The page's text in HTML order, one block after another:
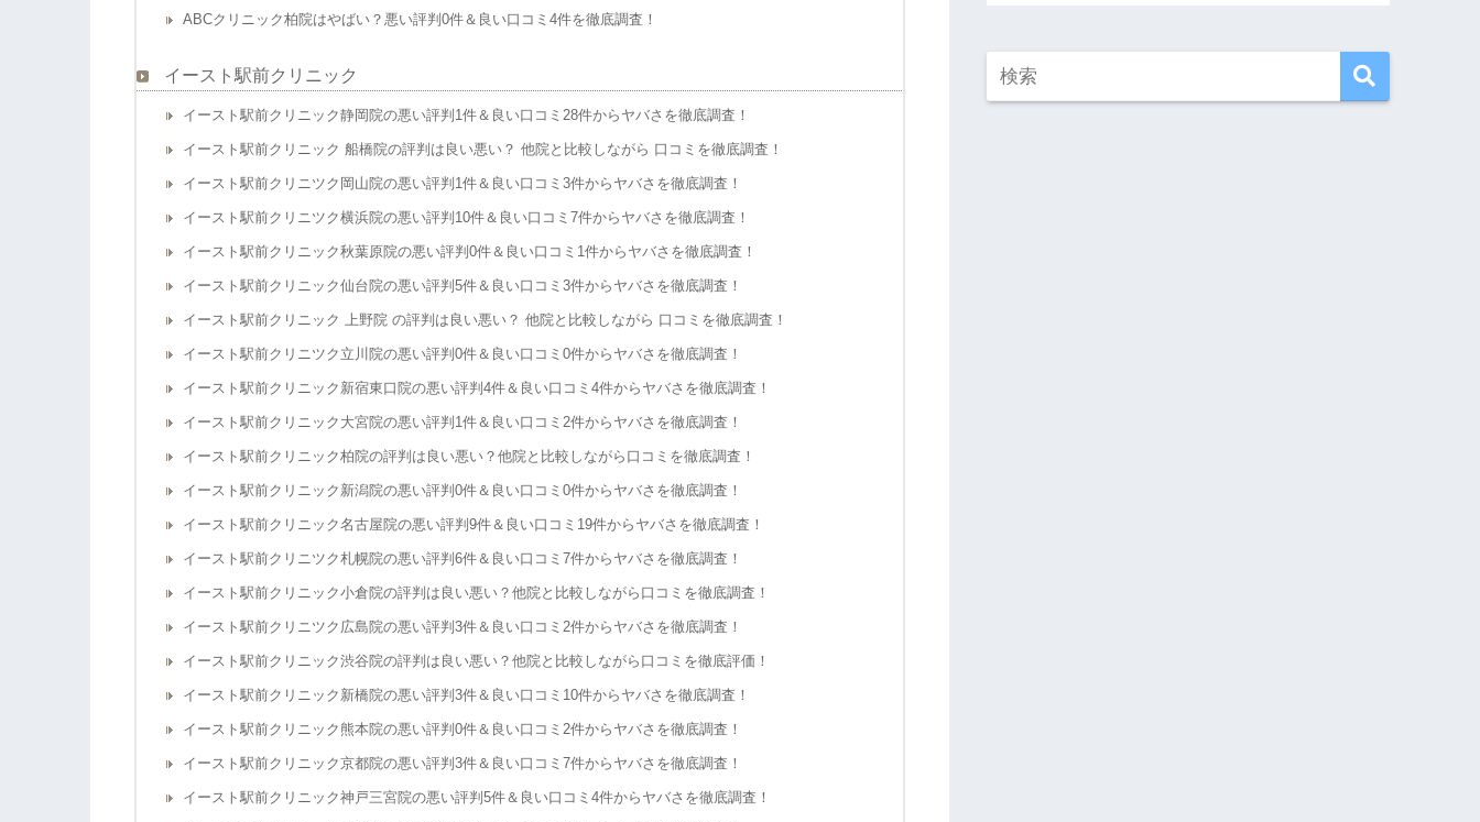
ABCクリニック柏院はやばい？悪い評判0件＆良い口コミ4件を徹底調査！
イースト駅前クリニック
イースト駅前クリニック静岡院の悪い評判1件＆良い口コミ28件からヤバさを徹底調査！
イースト駅前クリニック 船橋院の評判は良い悪い？ 他院と比較しながら 口コミを徹底調査！
イースト駅前クリニツク岡山院の悪い評判1件＆良い口コミ3件からヤバさを徹底調査！
イースト駅前クリニツク横浜院の悪い評判10件＆良い口コミ7件からヤバさを徹底調査！
イースト駅前クリニック秋葉原院の悪い評判0件＆良い口コミ1件からヤバさを徹底調査！
イースト駅前クリニック仙台院の悪い評判5件＆良い口コミ3件からヤバさを徹底調査！
イースト駅前クリニック 上野院 の評判は良い悪い？ 他院と比較しながら 口コミを徹底調査！
イースト駅前クリニツク立川院の悪い評判0件＆良い口コミ0件からヤバさを徹底調査！
イースト駅前クリニック新宿東口院の悪い評判4件＆良い口コミ4件からヤバさを徹底調査！
イースト駅前クリニック大宮院の悪い評判1件＆良い口コミ2件からヤバさを徹底調査！
イースト駅前クリニック柏院の評判は良い悪い？他院と比較しながら口コミを徹底調査！
イースト駅前クリニック新潟院の悪い評判0件＆良い口コミ0件からヤバさを徹底調査！
イースト駅前クリニック名古屋院の悪い評判9件＆良い口コミ19件からヤバさを徹底調査！
イースト駅前クリニツク札幌院の悪い評判6件＆良い口コミ7件からヤバさを徹底調査！
イースト駅前クリニック小倉院の評判は良い悪い？他院と比較しながら口コミを徹底調査！
イースト駅前クリニツク広島院の悪い評判3件＆良い口コミ2件からヤバさを徹底調査！
イースト駅前クリニック渋谷院の評判は良い悪い？他院と比較しながら口コミを徹底評価！
イースト駅前クリニック新橋院の悪い評判3件＆良い口コミ10件からヤバさを徹底調査！
イースト駅前クリニック熊本院の悪い評判0件＆良い口コミ2件からヤバさを徹底調査！
イースト駅前クリニック京都院の悪い評判3件＆良い口コミ7件からヤバさを徹底調査！
イースト駅前クリニック神戸三宮院の悪い評判5件＆良い口コミ4件からヤバさを徹底調査！